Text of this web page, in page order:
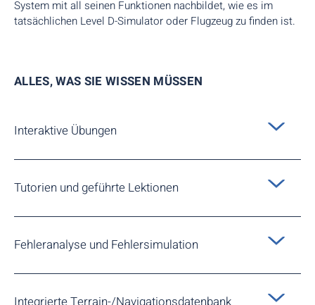
System mit all seinen Funktionen nachbildet, wie es im
tatsächlichen Level D-Simulator oder Flugzeug zu finden ist.
ALLES, WAS SIE WISSEN MÜSSEN
Interaktive Übungen
des FMS und zum besseren Verständnis der FMS-
Tutorien und geführte Lektionen
FMS, einschließlich der Konfiguration von Flugplänen
und der Fehlersuche.
Fehleranalyse und Fehlersimulation
und zu beheben, die beim Betrieb des FMS auftreten